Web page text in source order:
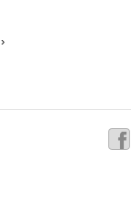
›